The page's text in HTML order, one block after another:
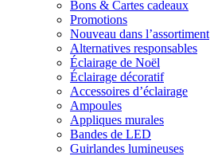
Bons & Cartes cadeaux
Promotions
Nouveau dans l’assortiment
Alternatives responsables
Éclairage de Noël
Éclairage décoratif
Accessoires d’éclairage
Ampoules
Appliques murales
Bandes de LED
Guirlandes lumineuses